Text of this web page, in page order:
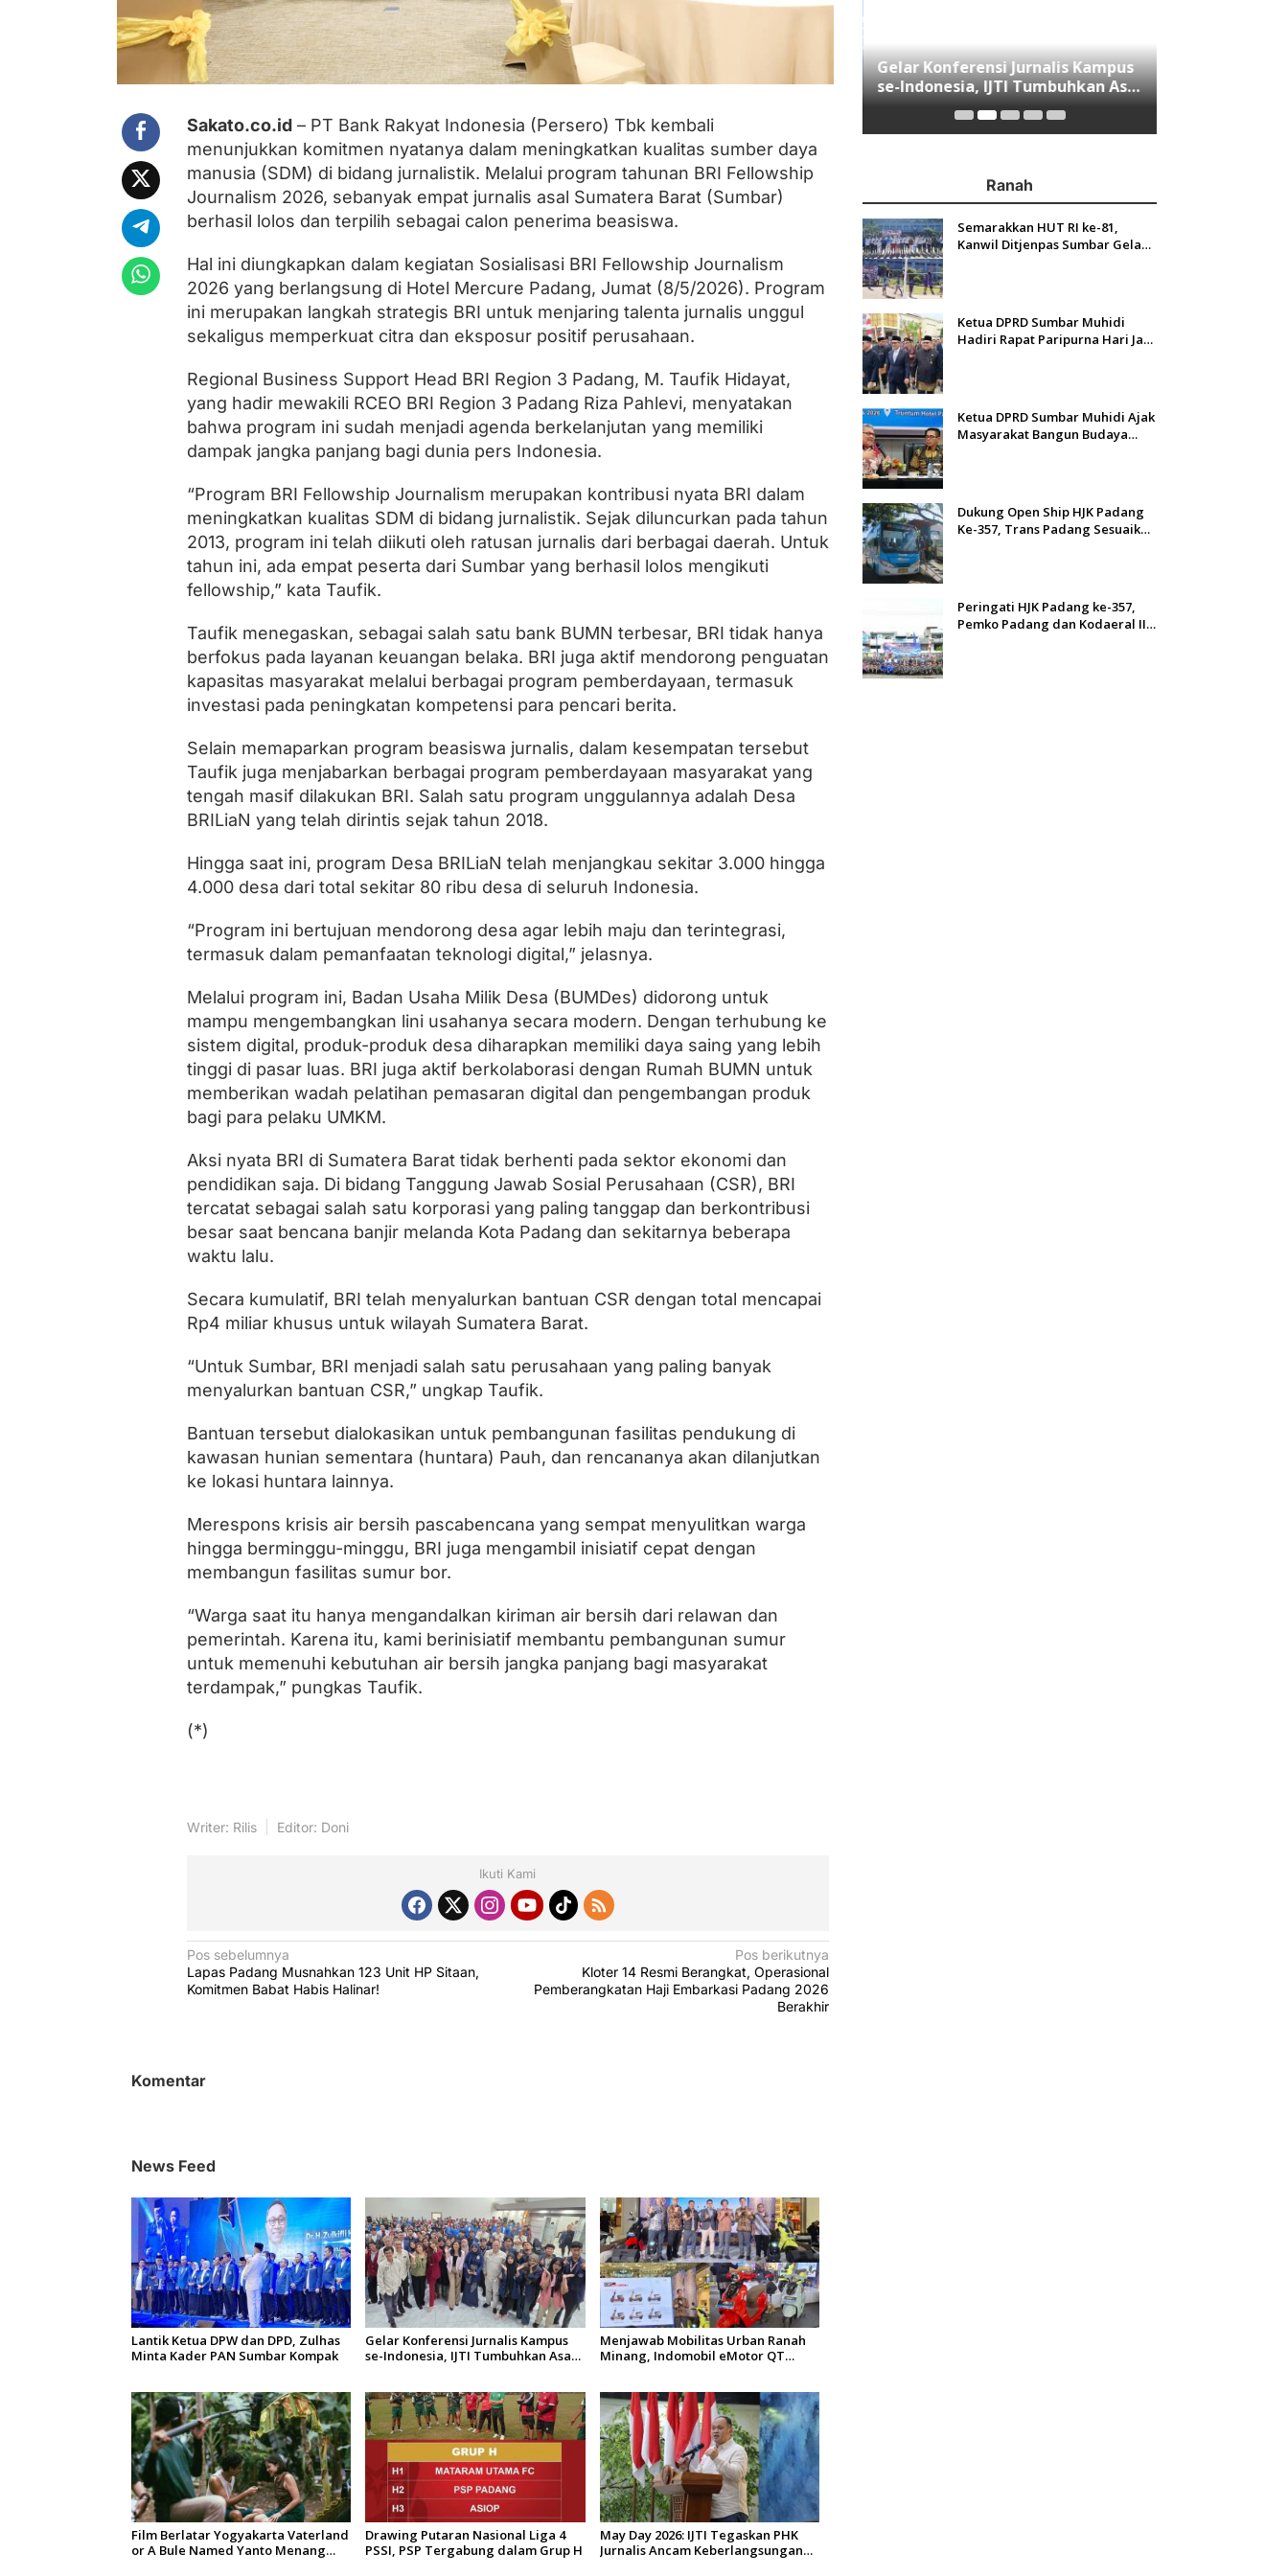
w
n
S
u
a
r
T
e
r
p
i
I
k
u
B
R
F
e
l
o
w
s
h
i
p
u
r
n
a
l
s
2
0
2
6
Sakato.co.id– PT Bank Rakyat Indonesia (Persero) Tbk kembali
menunjukkan komitmen nyatanya dalam meningkatkan kualitas sumber daya
manusia (SDM) di bidang jurnalistik. Melalui program tahunan BRI Fellowship
Journalism 2026, sebanyak empat jurnalis asal Sumatera Barat (Sumbar)
berhasil lolos dan terpilih sebagai calon penerima beasiswa.
Hal ini diungkapkan dalam kegiatan Sosialisasi BRI Fellowship Journalism
2026 yang berlangsung di Hotel Mercure Padang, Jumat (8/5/2026). Program
ini merupakan langkah strategis BRI untuk menjaring talenta jurnalis unggul
sekaligus memperkuat citra dan eksposur positif perusahaan.
Regional Business Support Head BRI Region 3 Padang, M. Taufik Hidayat,
yang hadir mewakili RCEO BRI Region 3 Padang Riza Pahlevi, menyatakan
bahwa program ini sudah menjadi agenda berkelanjutan yang memiliki
dampak jangka panjang bagi dunia pers Indonesia.
“Program BRI Fellowship Journalism merupakan kontribusi nyata BRI dalam
meningkatkan kualitas SDM di bidang jurnalistik. Sejak diluncurkan pada tahun
2013, program ini telah diikuti oleh ratusan jurnalis dari berbagai daerah. Untuk
tahun ini, ada empat peserta dari Sumbar yang berhasil lolos mengikuti
fellowship,” kata Taufik.
Taufik menegaskan, sebagai salah satu bank BUMN terbesar, BRI tidak hanya
berfokus pada layanan keuangan belaka. BRI juga aktif mendorong penguatan
kapasitas masyarakat melalui berbagai program pemberdayaan, termasuk
investasi pada peningkatan kompetensi para pencari berita.
Selain memaparkan program beasiswa jurnalis, dalam kesempatan tersebut
Taufik juga menjabarkan berbagai program pemberdayaan masyarakat yang
tengah masif dilakukan BRI. Salah satu program unggulannya adalah Desa
BRILiaN yang telah dirintis sejak tahun 2018.
Hingga saat ini, program Desa BRILiaN telah menjangkau sekitar 3.000 hingga
4.000 desa dari total sekitar 80 ribu desa di seluruh Indonesia.
“Program ini bertujuan mendorong desa agar lebih maju dan terintegrasi,
termasuk dalam pemanfaatan teknologi digital,” jelasnya.
Melalui program ini, Badan Usaha Milik Desa (BUMDes) didorong untuk
mampu mengembangkan lini usahanya secara modern. Dengan terhubung ke
sistem digital, produk-produk desa diharapkan memiliki daya saing yang lebih
tinggi di pasar luas. BRI juga aktif berkolaborasi dengan Rumah BUMN untuk
memberikan wadah pelatihan pemasaran digital dan pengembangan produk
bagi para pelaku UMKM.
Aksi nyata BRI di Sumatera Barat tidak berhenti pada sektor ekonomi dan
pendidikan saja. Di bidang Tanggung Jawab Sosial Perusahaan (CSR), BRI
tercatat sebagai salah satu korporasi yang paling tanggap dan berkontribusi
besar saat bencana banjir melanda Kota Padang dan sekitarnya beberapa
waktu lalu.
Secara kumulatif, BRI telah menyalurkan bantuan CSR dengan total mencapai
Rp4 miliar khusus untuk wilayah Sumatera Barat.
“Untuk Sumbar, BRI menjadi salah satu perusahaan yang paling banyak
menyalurkan bantuan CSR,” ungkap Taufik.
Bantuan tersebut dialokasikan untuk pembangunan fasilitas pendukung di
kawasan hunian sementara (huntara) Pauh, dan rencananya akan dilanjutkan
ke lokasi huntara lainnya.
Merespons krisis air bersih pascabencana yang sempat menyulitkan warga
hingga berminggu-minggu, BRI juga mengambil inisiatif cepat dengan
membangun fasilitas sumur bor.
“Warga saat itu hanya mengandalkan kiriman air bersih dari relawan dan
pemerintah. Karena itu, kami berinisiatif membantu pembangunan sumur
untuk memenuhi kebutuhan air bersih jangka panjang bagi masyarakat
terdampak,” pungkas Taufik.
(*)
Writer: Rilis Editor: Doni
Ikuti Kami
N
a
a
p
o
s
Pos sebelumnya
Lapas Padang Musnahkan 123 Unit HP Sitaan,
Komitmen Babat Habis Halinar!
Pos berikutnya
Kloter 14 Resmi Berangkat, Operasional
Pemberangkatan Haji Embarkasi Padang 2026
Berakhir
Komentar
News Feed
Lantik Ketua DPW dan DPD, Zulhas
Minta Kader PAN Sumbar Kompak
Gelar Konferensi Jurnalis Kampus
se-Indonesia, IJTI Tumbuhkan Asa
Menjawab Mobilitas Urban Ranah
Minang, Indomobil eMotor QT
Film Berlatar Yogyakarta Vaterland
or A Bule Named Yanto Menang
Drawing Putaran Nasional Liga 4
PSSI, PSP Tergabung dalam Grup H
May Day 2026: IJTI Tegaskan PHK
Jurnalis Ancam Keberlangsungan
Lantik Ketua DPW dan DPD, Zulhas
Minta Kader PAN Sumbar Kompak
Gelar Konferensi Jurnalis Kampus
se-Indonesia, IJTI Tumbuhkan Asa
di Kalangan Jurnalis Muda di Era
Disruspi Digital
Ranah
Semarakkan HUT RI ke-81,
Kanwil Ditjenpas Sumbar Gelar
Ketua DPRD Sumbar Muhidi
Hadiri Rapat Paripurna Hari Jadi
Ketua DPRD Sumbar Muhidi Ajak
Masyarakat Bangun Budaya
Dukung Open Ship HJK Padang
Ke-357, Trans Padang Sesuaikan
Peringati HJK Padang ke-357,
Pemko Padang dan Kodaeral II